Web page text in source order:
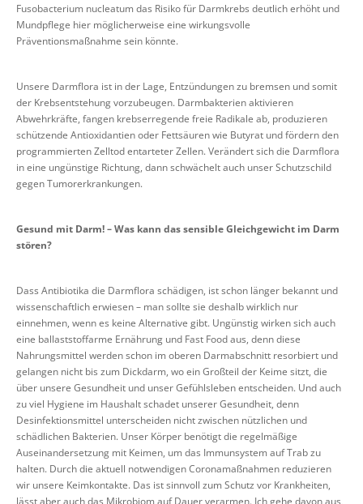
Fusobacterium nucleatum das Risiko für Darmkrebs deutlich erhöht und
Mundpflege hier möglicherweise eine wirkungsvolle
Präventionsmaßnahme sein könnte.
Unsere Darmflora ist in der Lage, Entzündungen zu bremsen und somit
der Krebsentstehung vorzubeugen. Darmbakterien aktivieren
Abwehrkräfte, fangen krebserregende freie Radikale ab, produzieren
schützende Antioxidantien oder Fettsäuren wie Butyrat und fördern den
programmierten Zelltod entarteter Zellen. Verändert sich die Darmflora
in eine ungünstige Richtung, dann schwächelt auch unser Schutzschild
gegen Tumorerkrankungen.
Gesund mit Darm! – Was kann das sensible Gleichgewicht im Darm
stören?
Dass Antibiotika die Darmflora schädigen, ist schon länger bekannt und
wissenschaftlich erwiesen – man sollte sie deshalb wirklich nur
einnehmen, wenn es keine Alternative gibt. Ungünstig wirken sich auch
eine ballaststoffarme Ernährung und Fast Food aus, denn diese
Nahrungsmittel werden schon im oberen Darmabschnitt resorbiert und
gelangen nicht bis zum Dickdarm, wo ein Großteil der Keime sitzt, die
über unsere Gesundheit und unser Gefühlsleben entscheiden. Und auch
zu viel Hygiene im Haushalt schadet unserer Gesundheit, denn
Desinfektionsmittel unterscheiden nicht zwischen nützlichen und
schädlichen Bakterien. Unser Körper benötigt die regelmäßige
Auseinandersetzung mit Keimen, um das Immunsystem auf Trab zu
halten. Durch die aktuell notwendigen Coronamaßnahmen reduzieren
wir unsere Keimkontakte. Das ist sinnvoll zum Schutz vor Krankheiten,
lässt aber auch das Mikrobiom auf Dauer verarmen. Ich gehe davon aus,